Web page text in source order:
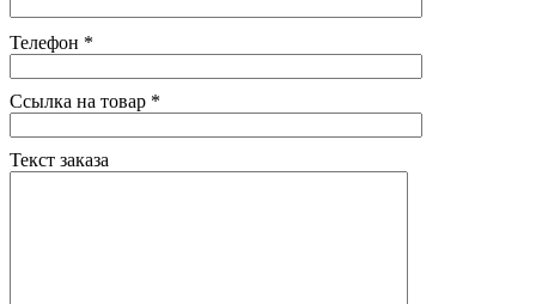
Телефон *
Ссылка на товар *
Текст заказа